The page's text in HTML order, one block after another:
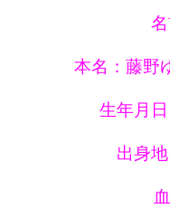
名
本名：藤野
生年月
出身